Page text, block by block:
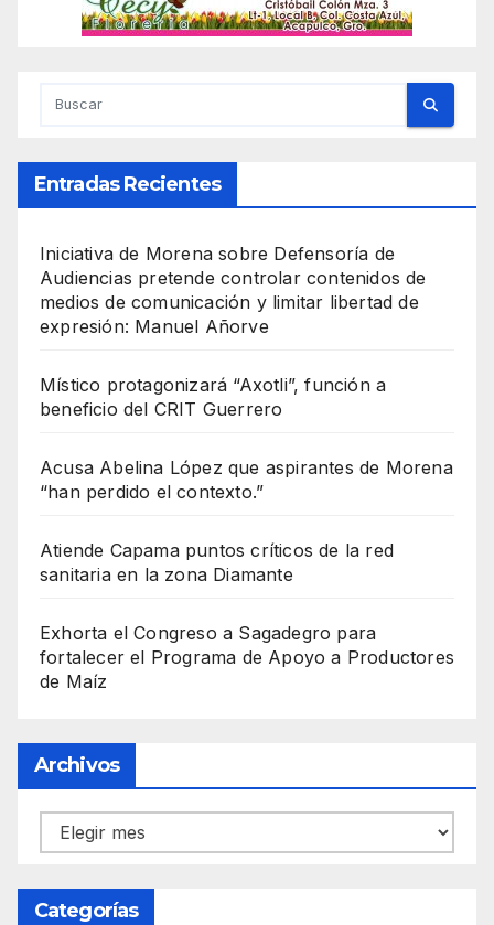
Entradas Recientes
Iniciativa de Morena sobre Defensoría de
Audiencias pretende controlar contenidos de
medios de comunicación y limitar libertad de
expresión: Manuel Añorve
Místico protagonizará “Axotli”, función a
beneficio del CRIT Guerrero
Acusa Abelina López que aspirantes de Morena
“han perdido el contexto.”
Atiende Capama puntos críticos de la red
sanitaria en la zona Diamante
Exhorta el Congreso a Sagadegro para
fortalecer el Programa de Apoyo a Productores
de Maíz
Archivos
Archivos
Categorías